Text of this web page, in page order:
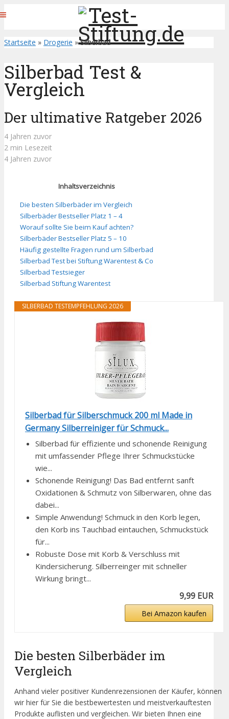
Startseite » Drogerie »Silberbad
Silberbad Test &
Vergleich
Der ultimative Ratgeber 2026
4 Jahren zuvor
2 min Lesezeit
4 Jahren zuvor
Inhaltsverzeichnis
Die besten Silberbäder im Vergleich
Silberbäder Bestseller Platz 1 – 4
Worauf sollte Sie beim Kauf achten?
Silberbäder Bestseller Platz 5 – 10
Häufig gestellte Fragen rund um Silberbad
Silberbad Test bei Stiftung Warentest & Co
Silberbad Testsieger
Silberbad Stiftung Warentest
SILBERBAD TESTEMPFEHLUNG 2026
Silberbad für Silberschmuck 200 ml Made in
Germany Silberreiniger für Schmuck...
Silberbad für effiziente und schonende Reinigung
mit umfassender Pflege Ihrer Schmuckstücke
wie...
Schonende Reinigung! Das Bad entfernt sanft
Oxidationen & Schmutz von Silberwaren, ohne das
dabei...
Simple Anwendung! Schmuck in den Korb legen,
den Korb ins Tauchbad eintauchen, Schmuckstück
für...
Robuste Dose mit Korb & Verschluss mit
Kindersicherung. Silberreinger mit schneller
Wirkung bringt...
9,99 EUR
Bei Amazon kaufen
Die besten Silberbäder im
Vergleich
Anhand vieler positiver Kundenrezensionen der Käufer, können
wir hier für Sie die bestbewertesten und meistverkauftesten
Produkte auflisten und vergleichen. Wir bieten Ihnen eine